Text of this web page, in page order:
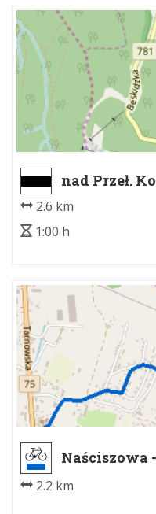
nad Przeł.
2.6 km
1:00 h
Naściszowa
2.2 km